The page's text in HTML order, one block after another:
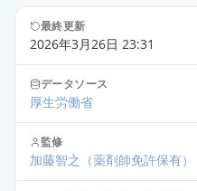
オロパタジン塩酸塩錠
薬価 10.80 円
オロパタジン塩酸塩OD錠
5mg「NIG」
薬価 10.80 円
オロパタジン塩酸塩OD
最終更新
2026年3月26日 23:31
データソース
厚生労働省
監修
加藤智之 （薬剤師免許保有）